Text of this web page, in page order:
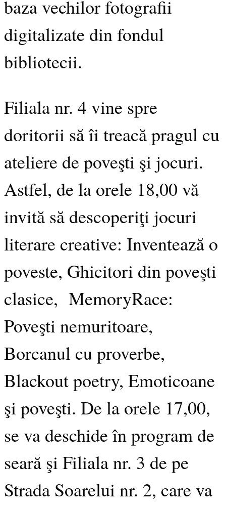
baza vechilor fotografii
digitalizate din fondul
bibliotecii.
Filiala nr. 4 vine spre
doritorii să îi treacă pragul cu
ateliere de poveşti şi jocuri.
Astfel, de la orele 18,00 vă
invită să descoperiţi jocuri
literare creative: Inventează o
poveste, Ghicitori din poveşti
clasice, MemoryRace:
Poveşti nemuritoare,
Borcanul cu proverbe,
Blackout poetry, Emoticoane
şi poveşti. De la orele 17,00,
se va deschide în program de
seară şi Filiala nr. 3 de pe
Strada Soarelui nr. 2, care va